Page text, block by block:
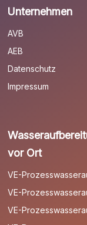
Unternehmen
AVB
AEB
Datenschutz
Impressum
vor Ort
VE-
VE-
VE-